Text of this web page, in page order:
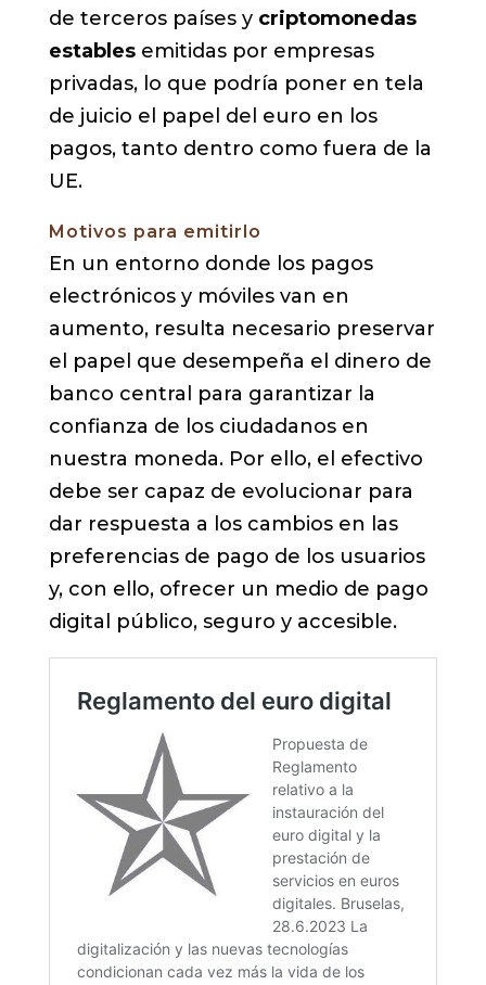
de terceros países y criptomonedas
establesemitidas por empresas
privadas, lo que podría poner en tela
de juicio el papel del euro en los
pagos, tanto dentro como fuera de la
UE.
Motivos para emitirlo
En un entorno donde los pagos
electrónicos y móviles van en
aumento, resulta necesario preservar
el papel que desempeña el dinero de
banco central para garantizar la
confianza de los ciudadanos en
nuestra moneda. Por ello, el efectivo
debe ser capaz de evolucionar para
dar respuesta a los cambios en las
preferencias de pago de los usuarios
y, con ello, ofrecer un medio de pago
digital público, seguro y accesible.